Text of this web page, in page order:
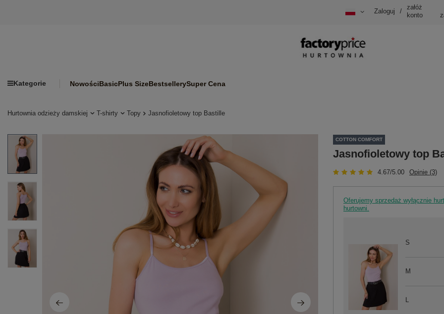
Zaloguj /
załóż
konto
Kategorie NowościBasicPlus SizeBestsellerySuper Cena
Hurtownia odzieży damskiej T-shirty Topy Jasnofioletowy top Bastille
COTTON COMFORT
Jasnofioletowy top
4.67/5.00 Opinie (3)
Oferujemy sprzedaż wyłącznie
hurtowni.
S
M
L